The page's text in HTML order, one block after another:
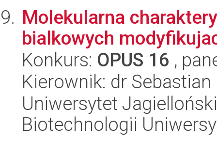
Molekularna
bialkowych
Konkurs: OPUS 16 ,
Kierownik: dr Sebastian
Uniwersytet
Biotechnologii